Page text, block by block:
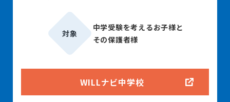
対象
中学受験を考えるお子様と
その保護者様
WILLナビ中学校